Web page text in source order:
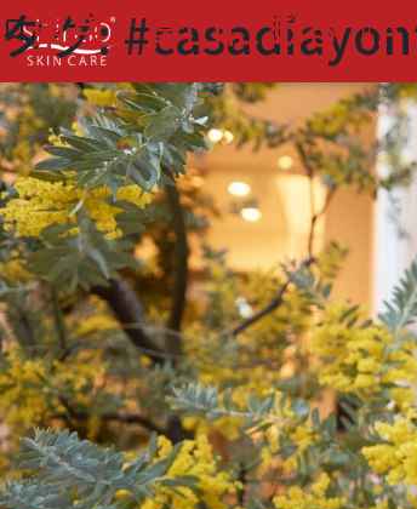
タグ:
bookmark_border東京・青山にある『